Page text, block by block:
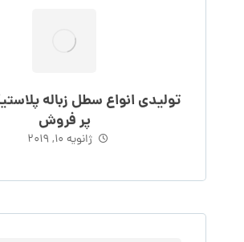
تولیدی انواع سطل زباله
پر فروش
ژانویه 10, 2019